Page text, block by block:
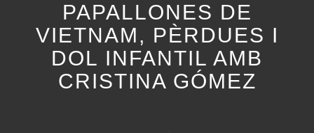
PAPALLONES DE
VIETNAM, PÈRDUES I
DOL INFANTIL AMB
CRISTINA GÓMEZ